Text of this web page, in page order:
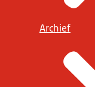
Archief